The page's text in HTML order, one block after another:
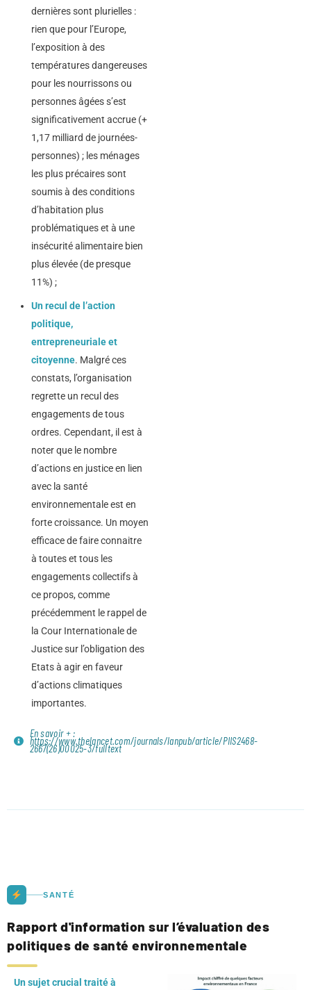
dernières sont plurielles :
rien que pour l’Europe,
l’exposition à des
températures dangereuses
pour les nourrissons ou
personnes âgées s’est
significativement accrue (+
1,17 milliard de journées-
personnes) ; les ménages
les plus précaires sont
soumis à des conditions
d’habitation plus
problématiques et à une
insécurité alimentaire bien
plus élevée (de presque
11%) ;
Un recul de l’action
politique,
entrepreneuriale et
citoyenne. Malgré ces
constats, l’organisation
regrette un recul des
engagements de tous
ordres. Cependant, il est à
noter que le nombre
d’actions en justice en lien
avec la santé
environnementale est en
forte croissance. Un moyen
efficace de faire connaitre
à toutes et tous les
engagements collectifs à
ce propos, comme
précédemment le rappel de
la Cour Internationale de
Justice sur l’obligation des
Etats à agir en faveur
d’actions climatiques
importantes.
En savoir + :
https://www.thelancet.com/journals/lanpub/article/PIIS2468-
2667(26)00025-3/fulltext
SANTÉ
Rapport d'information sur l’évaluation des
politiques de santé environnementale
Un sujet crucial traité à